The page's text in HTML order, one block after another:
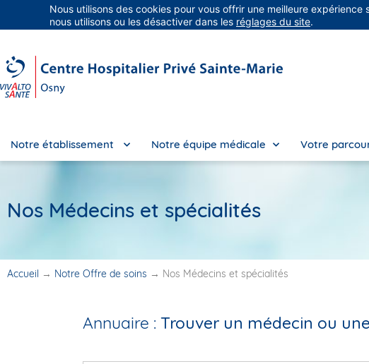
Groupe Vivalto Santé Entre nous, la vie
Notre établissement Notre équipe médicale Votre
Nos Médecins et spécialités
Accueil → Notre Offre de soins → Nos Médecins et spécialités
Annuaire : Trouver un médecin ou
Nous utilisons des cookies pour vous offrir une meilleure
nous utilisons ou les désactiver dans les réglages du site.